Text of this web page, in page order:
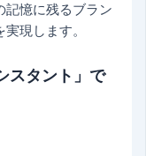
記憶に残るブラン
現します。
スタント」で